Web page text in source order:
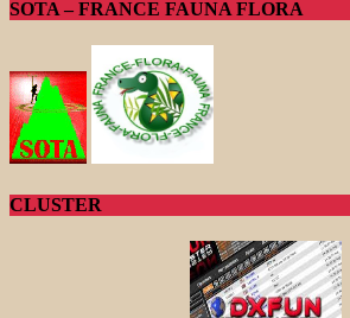
SOTA – FRANCE FAUNA FLORA
CLUSTER